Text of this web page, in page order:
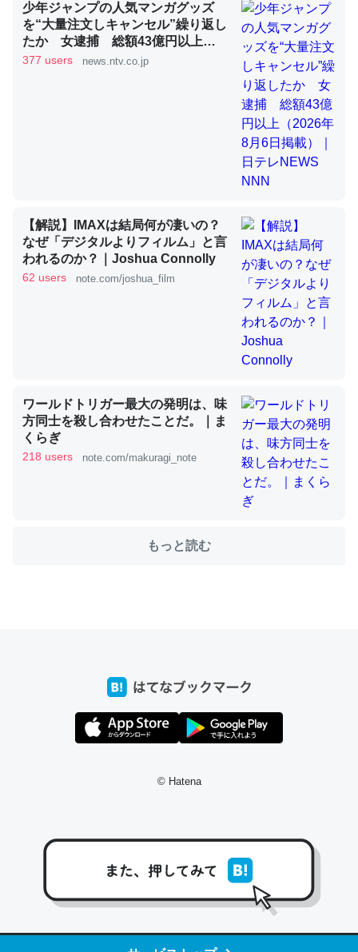
─ニュース :: 【研究発表】昆虫学の大問題＝「昆虫はなぜ海にいな
いのか」に関する新仮説
これを元に考えるとカルシウムを大量に使う脊椎動物と貝
類は苦労してるんだな…。腹足類だと殻を無くしてナメク
ウチもEchoを実家に置いて４年。でたまに覗いてる。ぼ
ちぼちRingも置こうかと画策中。あと、Googleマップで
位置情報を共有してる。電池残量や充電中かが分かるので
コミュニケーションが劇的に変化した｜tayorini by LIFULL介護
ちょうど同じ理由でEcho Show 8を設定中でした。Prime
り時間を日数にすると1週間とかの人が多いそうだけど、
たいなのでネット環境作ったけどAlexaしか使わないので
回線代ほとんどかからないですよ。参考：
これ作ろう。/早速夕食に作った！本当にスナップえんどう
が止まらなくなった…！生のにんにくが結構効いてるの
少年ジャンプの人気マンガグッズ
を“大量注文しキャンセル”繰り返し
たか 女逮捕 総額43億円以上
（2026年8月6日掲載）｜日テレ
377 users news.ntv.co.jp
【解説】IMAXは結局何が凄いの？
なぜ「デジタルよりフィルム」と言
われるのか？｜Joshua Connolly
62 users note.com/joshua_film
ワールドトリガー最大の発明は、味
方同士を殺し合わせたことだ。｜ま
くらぎ
218 users note.com/makuragi_note
もっと読む
© Hatena